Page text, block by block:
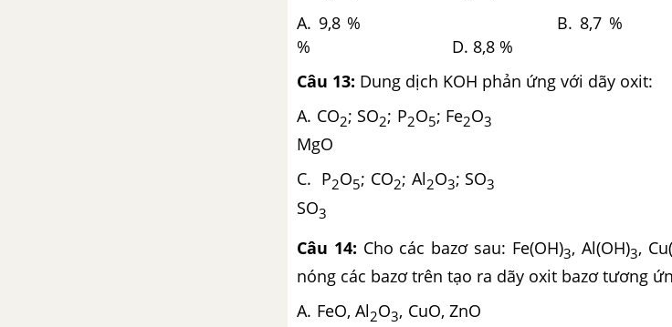
A. 9,8 % B. 8,7
% D. 8,8 %
Câu 13: Dung dịch KOH phản ứng với dãy oxit:
A. CO2; SO2; P2O5; Fe2O3 B.
MgO
C. P2O5; CO2; Al2O3; SO3 D.
SO3
Câu 14: Cho các bazơ sau: Fe(OH)3, Al(OH)3,
nóng các bazơ trên tạo ra dãy oxit bazơ tương
A. FeO, Al2O3, CuO, ZnO